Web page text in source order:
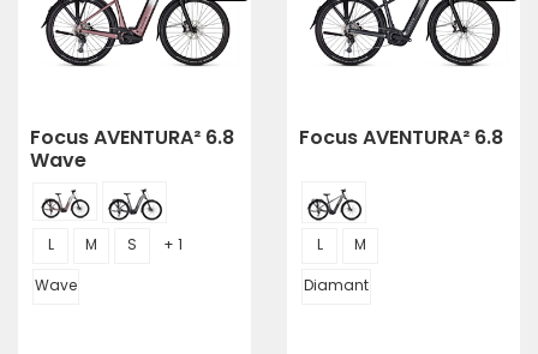
Focus AVENTURA² 6.8
Wave
L M S
+ 1
Wave
Focus AVENTURA² 6.8
L
M
Diamant